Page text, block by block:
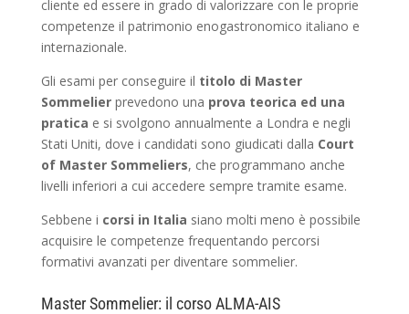
cliente ed essere in grado di valorizzare con le proprie
competenze il patrimonio enogastronomico italiano e
internazionale.
Gli esami per conseguire il titolo di Master
Sommelierprevedono una prova teorica ed una
pratica e si svolgono annualmente a Londra e negli
Stati Uniti, dove i candidati sono giudicati dalla Court
of Master Sommeliers, che programmano anche
livelli inferiori a cui accedere sempre tramite esame.
Sebbene i corsi in Italia siano molti meno è possibile
acquisire le competenze frequentando percorsi
formativi avanzati per diventare sommelier.
Master Sommelier: il corso ALMA-AIS